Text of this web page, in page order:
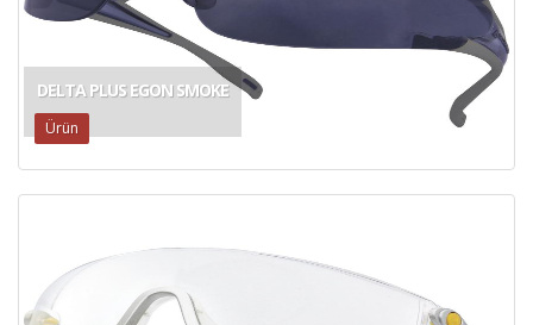
DELTA PLUS EGON SMOKE
Ürün